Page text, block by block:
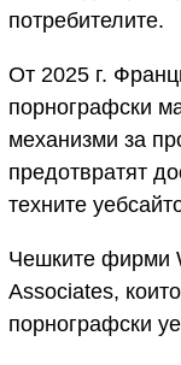
потребителите.
От 2025 г.
порнографски
механизми за
предотвратят
техните
Чешките фирми
Associates,
порнографски